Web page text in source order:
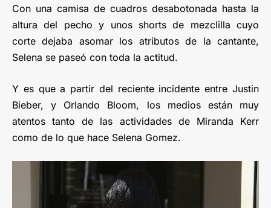
Con una camisa de cuadros desabotonada hasta la
altura del pecho y unos shorts de mezclilla cuyo
corte dejaba asomar los atributos de la cantante,
Selena se paseó con toda la actitud.
Y es que a partir del reciente incidente entre Justin
Bieber, y Orlando Bloom, los medios están muy
atentos tanto de las actividades de Miranda Kerr
como de lo que hace Selena Gomez.